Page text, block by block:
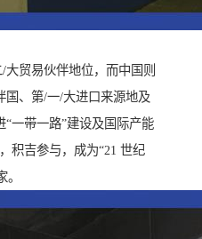
贸易伙伴地位，而中国则
国、第/一/大进口来源地及
一带一路”建设及国际产能
积吉参与，成为“21 世纪